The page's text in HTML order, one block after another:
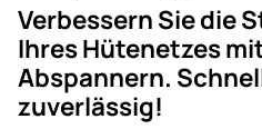
Verbessern Sie die
Ihres Hütenetzes
Abspannern.
zuverlässig!